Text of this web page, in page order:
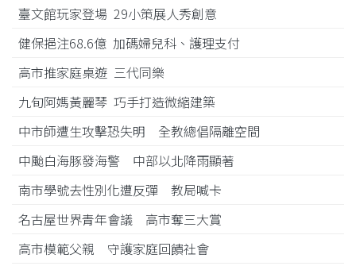
臺文館玩家登場 29小策展人秀創意
健保挹注68.6億 加碼婦兒科、護理支付
高市推家庭桌遊 三代同樂
九旬阿媽黃麗琴 巧手打造微縮建築
中市師遭生攻擊恐失明 全教總倡隔離空間
中颱白海豚發海警 中部以北降雨顯著
南市學號去性別化遭反彈 教局喊卡
名古屋世界青年會議 高市奪三大賞
高市模範父親 守護家庭回饋社會